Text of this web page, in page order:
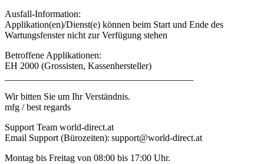
Ausfall-Information:
Applikation(en)/Dienst(e) können beim Start und Ende des
Wartungsfenster nicht zur Verfügung stehen
Betroffene Applikationen:
EH 2000 (Grossisten, Kassenhersteller)
Wir bitten Sie um Ihr Verständnis.
mfg / best regards
Support Team world-direct.at
Email Support (Bürozeiten): support@world-direct.at
Montag bis Freitag von 08:00 bis 17:00 Uhr.